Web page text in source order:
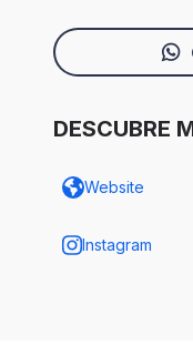
DESCUBRE
Website
Instagram